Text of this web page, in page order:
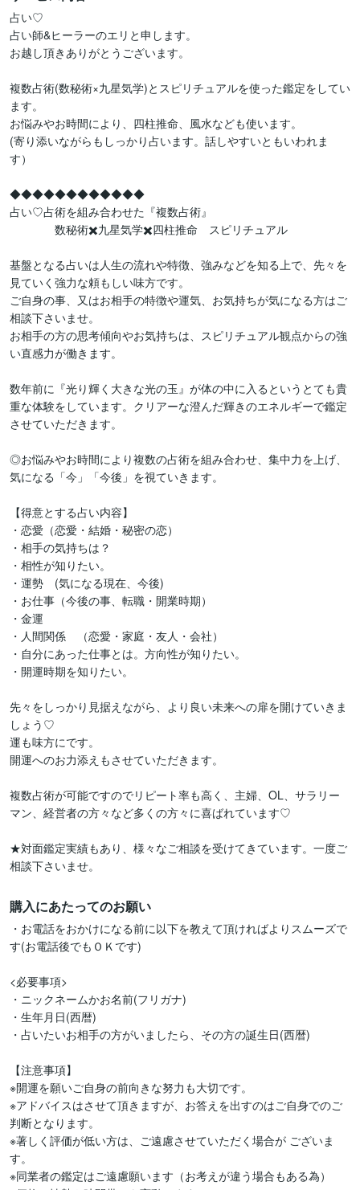
占い♡
占い師&ヒーラーのエリと申します。
お越し頂きありがとうございます。
複数占術(数秘術×九星気学)とスピリチュアルを使った鑑定をしてい
ます。
お悩みやお時間により、四柱推命、風水なども使います。
(寄り添いながらもしっかり占います。話しやすいともいわれま
す）
◆◆◆◆◆◆◆◆◆◆◆◆
占い♡占術を組み合わせた『複数占術』
数秘術✖️九星気学✖️四柱推命　スピリチュアル
基盤となる占いは人生の流れや特徴、強みなどを知る上で、先々を
見ていく強力な頼もしい味方です。
ご自身の事、又はお相手の特徴や運気、お気持ちが気になる方はご
相談下さいませ。
お相手の方の思考傾向やお気持ちは、スピリチュアル観点からの強
い直感力が働きます。
数年前に『光り輝く大きな光の玉』が体の中に入るというとても貴
重な体験をしています。クリアーな澄んだ輝きのエネルギーで鑑定
させていただきます。
◎お悩みやお時間により複数の占術を組み合わせ、集中力を上げ、
気になる「今」「今後」を視ていきます。
【得意とする占い内容】
・恋愛（恋愛・結婚・秘密の恋）
・相手の気持ちは？
・相性が知りたい。
・運勢　(気になる現在、今後)
・お仕事（今後の事、転職・開業時期）
・金運
・人間関係　（恋愛・家庭・友人・会社）
・自分にあった仕事とは。方向性が知りたい。
・開運時期を知りたい。
先々をしっかり見据えながら、より良い未来への扉を開けていきま
しょう♡
運も味方にです。
開運へのお力添えもさせていただきます。
複数占術が可能ですのでリピート率も高く、主婦、OL、サラリー
マン、経営者の方々など多くの方々に喜ばれています♡
★対面鑑定実績もあり、様々なご相談を受けてきています。一度ご
相談下さいませ。
購入にあたってのお願い
・お電話をおかけになる前に以下を教えて頂ければよりスムーズで
す(お電話後でもＯＫです)
<必要事項>
・ニックネームかお名前(フリガナ)
・生年月日(西暦)
・占いたいお相手の方がいましたら、その方の誕生日(西暦)
【注意事項】
※開運を願いご自身の前向きな努力も大切です。
※アドバイスはさせて頂きますが、お答えを出すのはご自身でのご
判断となります。
※著しく評価が低い方は、ご遠慮させていただく場合が ございま
す。
※同業者の鑑定はご遠慮願います（お考えが違う場合もある為）